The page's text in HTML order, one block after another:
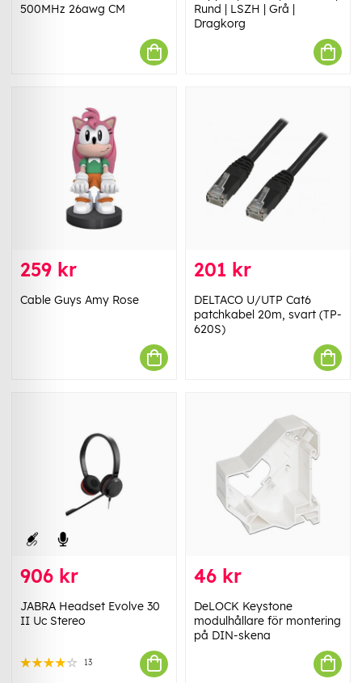
500MHz 26awg CM
Rund | LSZH | Grå |
Dragkorg
259 kr
Cable Guys Amy Rose
201 kr
DELTACO U/UTP Cat6
patchkabel 20m, svart (TP-
620S)
906 kr
JABRA Headset Evolve 30
II Uc Stereo
13
46 kr
DeLOCK Keystone
modulhållare för montering
på DIN-skena